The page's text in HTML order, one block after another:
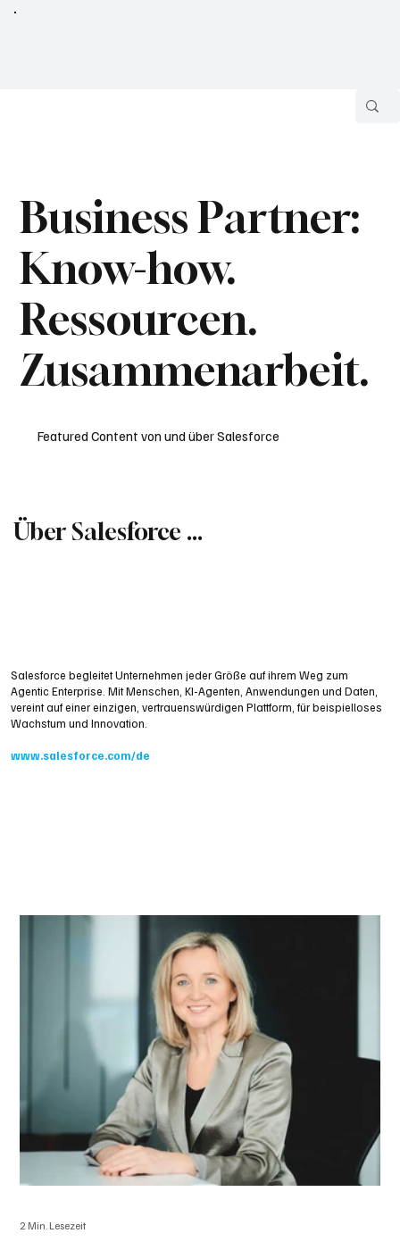
Business Partner:
Know-how.
Ressourcen.
Zusammenarbeit.
Featured Content von und über Salesforce
Salesforce begleitet Unternehmen jeder Größe auf ihrem Weg zum
Agentic Enterprise. Mit Menschen, KI-Agenten, Anwendungen und Daten,
vereint auf einer einzigen, vertrauenswürdigen Plattform, für beispielloses
Wachstum und Innovation.
www.salesforce.com/de
Über Salesforce ...
2 Min. Lesezeit